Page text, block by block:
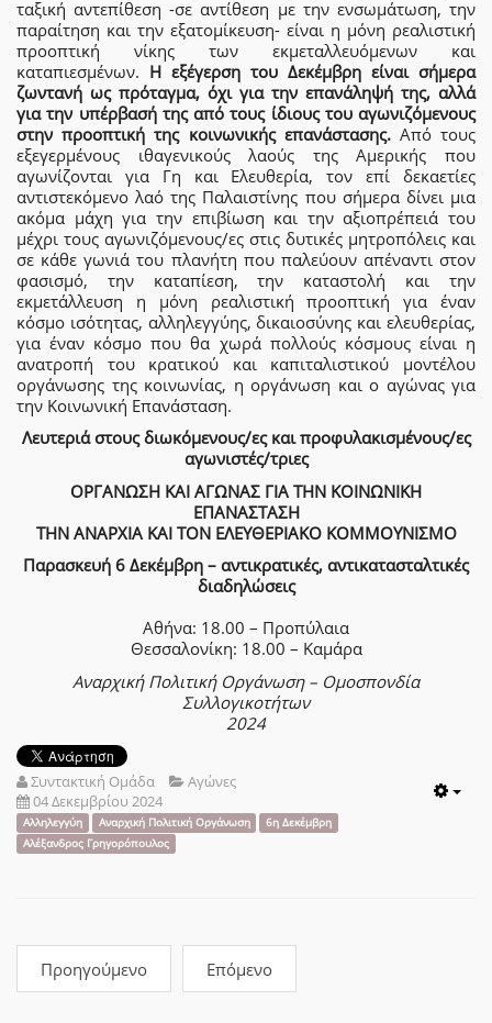
ταξική αντεπίθεση -σε αντίθεση με την ενσωμάτωση, την
παραίτηση και την εξατομίκευση- είναι η μόνη ρεαλιστική
προοπτική νίκης των εκμεταλλευόμενων και
καταπιεσμένων. Η εξέγερση του Δεκέμβρη είναι σήμερα
ζωντανή ως πρόταγμα, όχι για την επανάληψή της, αλλά
για την υπέρβασή της από τους ίδιους του αγωνιζόμενους
στην προοπτική της κοινωνικής επανάστασης.Από τους
εξεγερμένους ιθαγενικούς λαούς της Αμερικής που
αγωνίζονται για Γη και Ελευθερία, τον επί δεκαετίες
αντιστεκόμενο λαό της Παλαιστίνης που σήμερα δίνει μια
ακόμα μάχη για την επιβίωση και την αξιοπρέπειά του
μέχρι τους αγωνιζόμενους/ες στις δυτικές μητροπόλεις και
σε κάθε γωνιά του πλανήτη που παλεύουν απέναντι στον
φασισμό, την καταπίεση, την καταστολή και την
εκμετάλλευση η μόνη ρεαλιστική προοπτική για έναν
κόσμο ισότητας, αλληλεγγύης, δικαιοσύνης και ελευθερίας,
για έναν κόσμο που θα χωρά πολλούς κόσμους είναι η
ανατροπή του κρατικού και καπιταλιστικού μοντέλου
οργάνωσης της κοινωνίας, η οργάνωση και ο αγώνας για
την Κοινωνική Επανάσταση.
Λευτεριά στους διωκόμενους/ες και προφυλακισμένους/ες
αγωνιστές/τριες
ΟΡΓΑΝΩΣΗ ΚΑΙ ΑΓΩΝΑΣ ΓΙΑ ΤΗΝ ΚΟΙΝΩΝΙΚΗ
ΕΠΑΝΑΣΤΑΣΗ
ΤΗΝ ΑΝΑΡΧΙΑ ΚΑΙ ΤΟΝ ΕΛΕΥΘΕΡΙΑΚΟ ΚΟΜΜΟΥΝΙΣΜΟ
Παρασκευή 6 Δεκέμβρη – αντικρατικές, αντικατασταλτικές
διαδηλώσεις
Αθήνα: 18.00 – Προπύλαια
Θεσσαλονίκη: 18.00 – Καμάρα
Αναρχική Πολιτική Οργάνωση – Ομοσπονδία
Συλλογικοτήτων
2024
Συντακτική Ομάδα
Αγώνες
04 Δεκεμβρίου 2024
Αλληλεγγύη Αναρχική Πολιτική Οργάνωση
6η Δεκέμβρη
Αλέξανδρος Γρηγορόπουλος
Προηγούμενο Επόμενο